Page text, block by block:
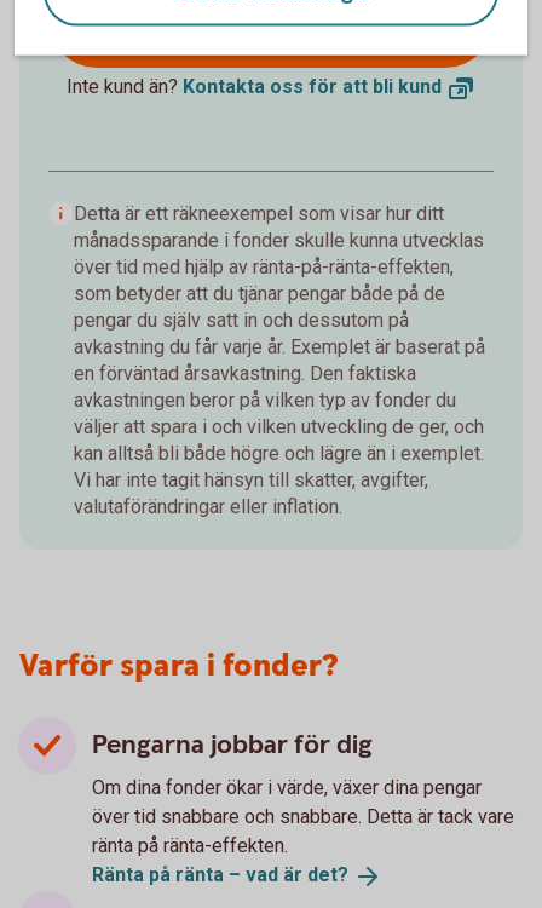
Inte kund än? Kontakta oss för att bli kund
Detta är ett räkneexempel som visar hur ditt
månadssparande i fonder skulle kunna utvecklas
över tid med hjälp av ränta-på-ränta-effekten,
som betyder att du tjänar pengar både på de
pengar du själv satt in och dessutom på
avkastning du får varje år. Exemplet är baserat på
en förväntad årsavkastning. Den faktiska
avkastningen beror på vilken typ av fonder du
väljer att spara i och vilken utveckling de ger, och
kan alltså bli både högre och lägre än i exemplet.
Vi har inte tagit hänsyn till skatter, avgifter,
valutaförändringar eller inflation.
Varför spara i fonder?
Pengarna jobbar för dig
Om dina fonder ökar i värde, växer dina pengar
över tid snabbare och snabbare. Detta är tack vare
ränta på ränta-effekten.
Ränta på ränta – vad är det?